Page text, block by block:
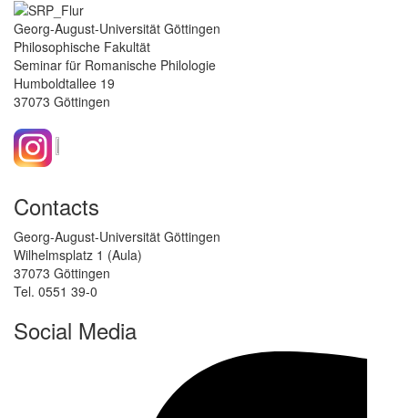
Georg-August-Universität Göttingen
Philosophische Fakultät
Seminar für Romanische Philologie
Humboldtallee 19
37073 Göttingen
Contacts
Georg-August-Universität Göttingen
Wilhelmsplatz 1 (Aula)
37073 Göttingen
Tel. 0551 39-0
Social Media